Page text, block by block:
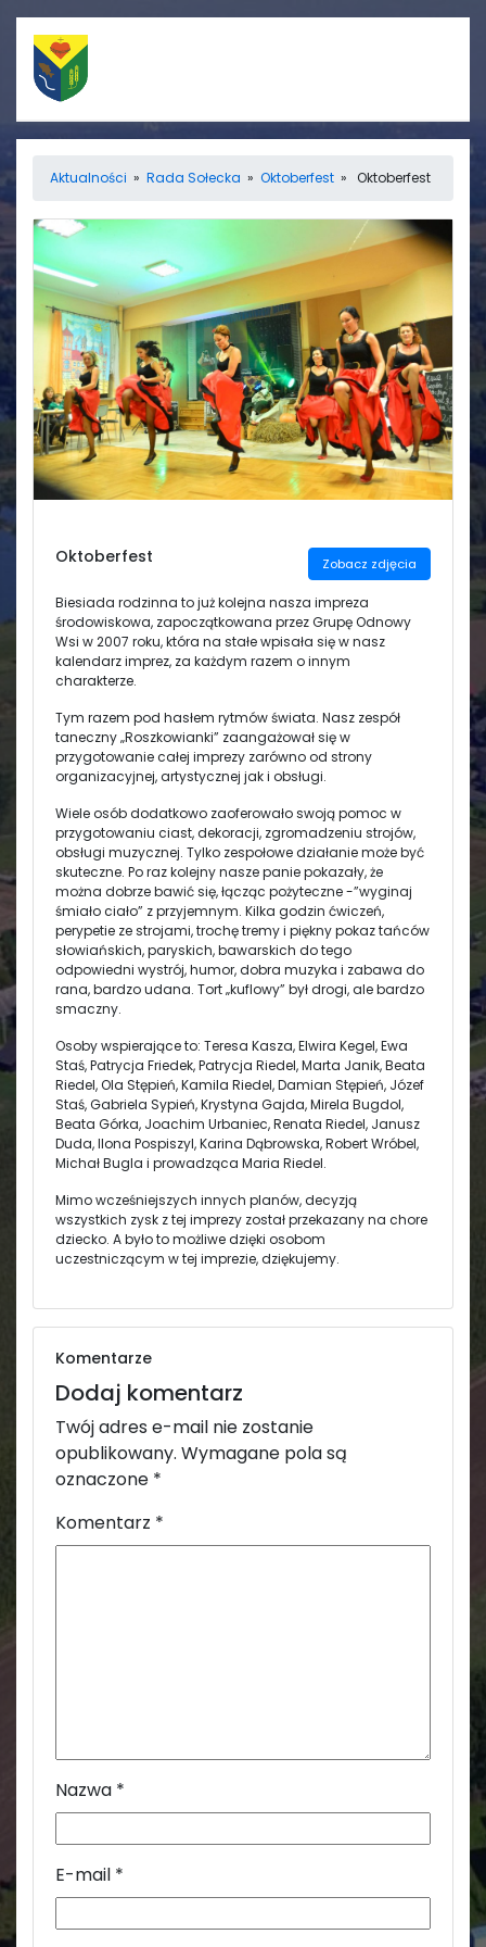
Straż Pożarna
Ośrodek zdrowia
Koło gospodyń
wiejskich
Rada sołecka
Informacje
Aktualności
Galerie
Aktualności » Rada Sołecka » Oktoberfest » Oktoberfest
Oktoberfest Zobacz zdjęcia
Biesiada rodzinna to już kolejna nasza impreza
środowiskowa, zapoczątkowana przez Grupę Odnowy
Wsi w 2007 roku, która na stałe wpisała się w nasz
kalendarz imprez, za każdym razem o innym
charakterze.
Tym razem pod hasłem rytmów świata. Nasz zespół
taneczny „Roszkowianki” zaangażował się w
przygotowanie całej imprezy zarówno od strony
organizacyjnej, artystycznej jak i obsługi.
Wiele osób dodatkowo zaoferowało swoją pomoc w
przygotowaniu ciast, dekoracji, zgromadzeniu strojów,
obsługi muzycznej. Tylko zespołowe działanie może być
skuteczne. Po raz kolejny nasze panie pokazały, że
można dobrze bawić się, łącząc pożyteczne -”wyginaj
śmiało ciało” z przyjemnym. Kilka godzin ćwiczeń,
perypetie ze strojami, trochę tremy i piękny pokaz tańców
słowiańskich, paryskich, bawarskich do tego
odpowiedni wystrój, humor, dobra muzyka i zabawa do
rana, bardzo udana. Tort „kuflowy” był drogi, ale bardzo
smaczny.
Osoby wspierające to: Teresa Kasza, Elwira Kegel, Ewa
Staś, Patrycja Friedek, Patrycja Riedel, Marta Janik, Beata
Riedel, Ola Stępień, Kamila Riedel, Damian Stępień, Józef
Staś, Gabriela Sypień, Krystyna Gajda, Mirela Bugdol,
Beata Górka, Joachim Urbaniec, Renata Riedel, Janusz
Duda, Ilona Pospiszyl, Karina Dąbrowska, Robert Wróbel,
Michał Bugla i prowadząca Maria Riedel.
Mimo wcześniejszych innych planów, decyzją
wszystkich zysk z tej imprezy został przekazany na chore
dziecko. A było to możliwe dzięki osobom
uczestniczącym w tej imprezie, dziękujemy.
Komentarze
Dodaj komentarz
Twój adres e-mail nie zostanie
opublikowany. Wymagane pola są
oznaczone *
Komentarz *
Nazwa *
E-mail *